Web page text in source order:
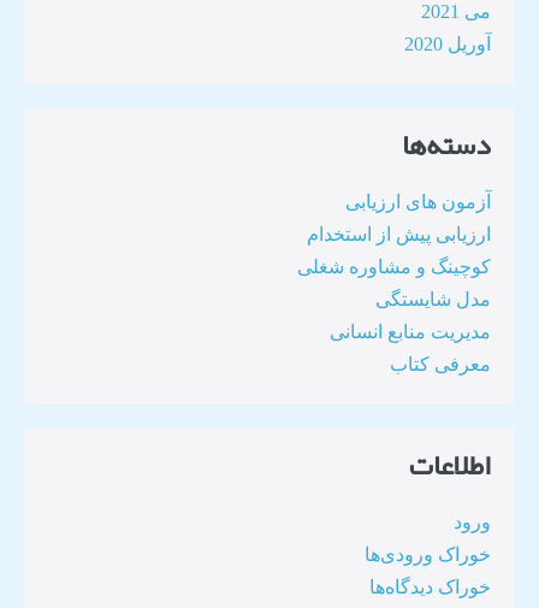
می 2021
آوریل 2020
دسته‌ها
آزمون های ارزیابی
ارزیابی پیش از استخدام
کوچینگ و مشاوره شغلی
مدل شایستگی
مدیریت منابع انسانی
معرفی کتاب
اطلاعات
ورود
خوراک ورودی‌ها
خوراک دیدگاه‌ها